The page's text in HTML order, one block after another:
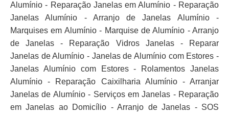
Alumínio - Reparação Janelas em Alumínio - Reparação
Janelas Alumínio - Arranjo de Janelas Alumínio -
Marquises em Alumínio - Marquise de Alumínio - Arranjo
de Janelas - Reparação Vidros Janelas - Reparar
Janelas de Alumínio - Janelas de Alumínio com Estores -
Janelas Alumínio com Estores - Rolamentos Janelas
Alumínio - Reparação Caixilharia Alumínio - Arranjar
Janelas de Alumínio - Serviços em Janelas - Reparação
em Janelas ao Domicílio - Arranjo de Janelas - SOS